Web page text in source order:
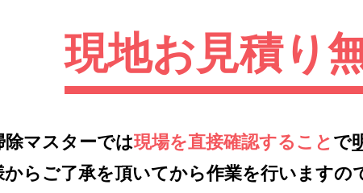
現地お見積り
除マスターでは現場を直接確認すること で
からご了承を頂いてから作業を行います